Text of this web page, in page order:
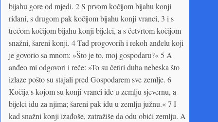
bijahu gore od mjedi. 2 S prvom kočijom bijahu konji
riđani, s drugom pak kočijom bijahu konji vranci, 3 i s
trećom kočijom bijahu konji bijelci, a s četvrtom kočijom
snažni, šareni konji. 4 Tad progovorih i rekoh anđelu koji
je govorio sa mnom: »Što je to, moj gospodaru?« 5 A
anđeo mi odgovori i reče: »To su četiri duha nebeska što
izlaze pošto su stajali pred Gospodarem sve zemlje. 6
Kočija s kojom su konji vranci ide u zemlju sjevernu, a
bijelci idu za njima; šareni pak idu u zemlju južnu.« 7 I
kad snažni konji izađoše, zatražiše da odu obići zemlju. A